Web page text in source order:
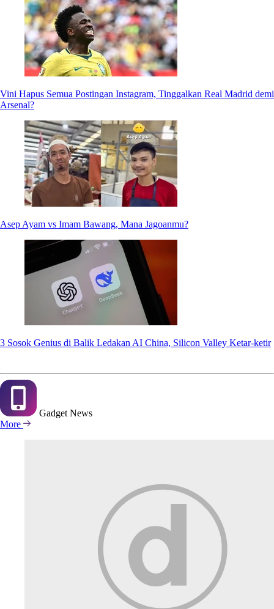
Vini Hapus Semua Postingan Instagram, Tinggalkan Real Madrid demi
Arsenal?
Asep Ayam vs Imam Bawang, Mana Jagoanmu?
3 Sosok Genius di Balik Ledakan AI China, Silicon Valley Ketar-ketir
Gadget News
More